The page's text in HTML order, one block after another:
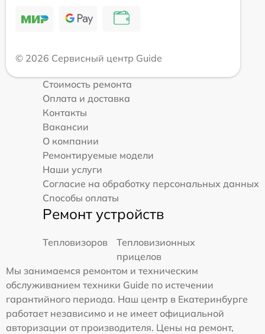
© 2026 Сервисный центр Guide
Стоимость ремонта
Оплата и доставка
Контакты
Вакансии
О компании
Ремонтируемые модели
Наши услуги
Согласие на обработку персональных данных
Способы оплаты
Ремонт устройств
Тепловизоров
Тепловизионных
прицелов
Мы занимаемся ремонтом и техническим
обслуживанием техники Guide по истечении
гарантийного периода. Наш центр в Екатеринбурге
работает независимо и не имеет официальной
авторизации от производителя. Цены на ремонт,